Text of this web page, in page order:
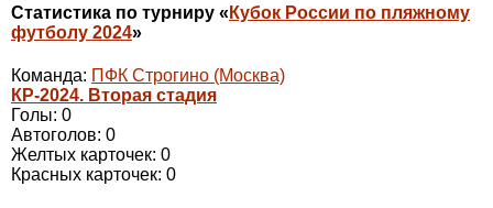
Статистика по турниру « Кубок России по пляжному
футболу 2024»
Команда: ПФК Строгино (Москва)
КР-2024. Вторая стадия
Голы: 0
Автоголов: 0
Желтых карточек: 0
Красных карточек: 0